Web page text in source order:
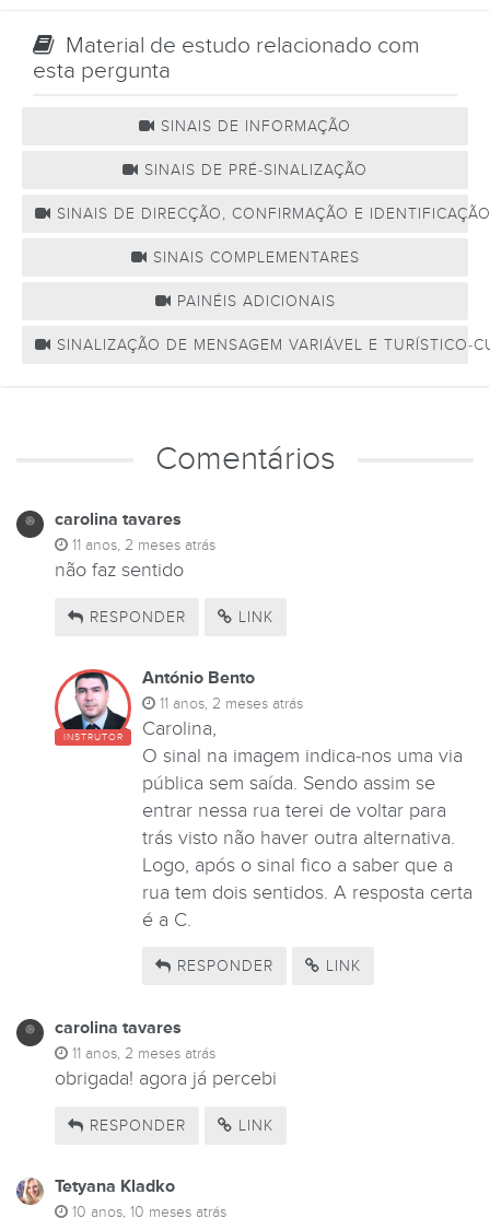
Material de estudo relacionado com
esta pergunta
SINAIS DE INFORMAÇÃO
SINAIS DE PRÉ-SINALIZAÇÃO
SINAIS DE DIRECÇÃO, CONFIRMAÇÃO E IDENTIFICAÇÃO
SINAIS COMPLEMENTARES
PAINÉIS ADICIONAIS
SINALIZAÇÃO DE MENSAGEM VARIÁVEL E TURÍSTICO-
Comentários
carolina tavares
11 anos, 2 meses atrás
não faz sentido
RESPONDER LINK
INSTRUTOR
António Bento
11 anos, 2 meses atrás
Carolina,
O sinal na imagem indica-nos uma via
pública sem saída. Sendo assim se
entrar nessa rua terei de voltar para
trás visto não haver outra alternativa.
Logo, após o sinal fico a saber que a
rua tem dois sentidos. A resposta certa
é a C.
RESPONDER LINK
carolina tavares
11 anos, 2 meses atrás
obrigada! agora já percebi
RESPONDER LINK
Tetyana Kladko
10 anos, 10 meses atrás